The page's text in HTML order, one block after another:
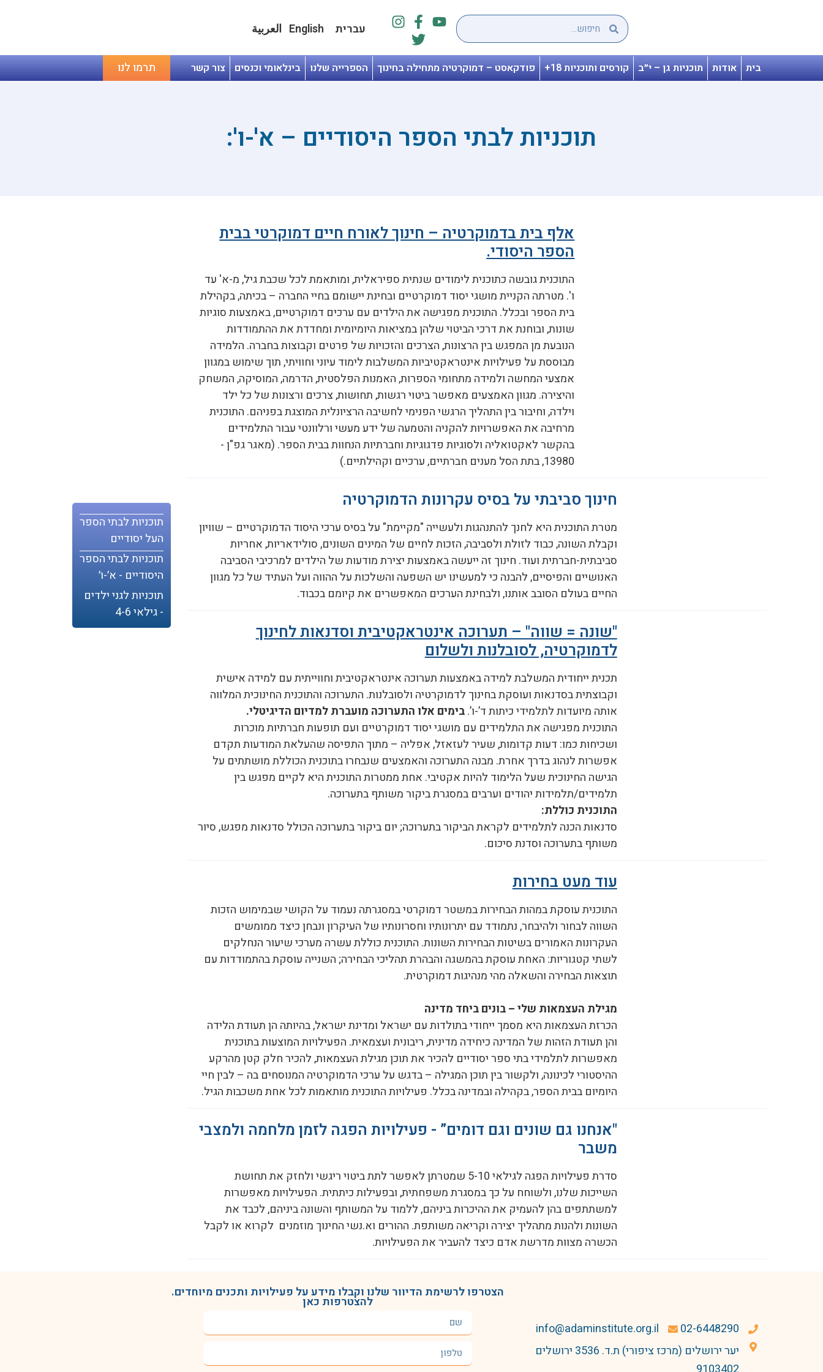
עברית English العربية
בית אודות תוכניות גן – י״ב קורסים ותוכניות 18+ פודקאסט – דמוקרטיה מתחילה בחינוך הספרייה שלנו בינלאומי וכנסים צור קשר תרמו לנו
תוכניות לבתי הספר היסודיים – א'-ו':
תוכניות לבתי הספר
העל יסודיים
תוכניות לבתי הספר
היסודיים - א׳-ו׳
תוכניות לגני ילדים
- גילאי 4-6
אלף בית בדמוקרטיה – חינוך לאורח חיים דמוקרטי בבית
הספר היסודי.
התוכנית גובשה כתוכנית לימודים שנתית ספיראלית, ומותאמת לכל שכבת גיל, מ-א' עד
ו'. מטרתה הקניית מושגי יסוד דמוקרטיים ובחינת יישומם בחיי החברה – בכיתה, בקהילת
בית הספר ובכלל. התוכנית מפגישה את הילדים עם ערכים דמוקרטיים, באמצעות סוגיות
שונות, ובוחנת את דרכי הביטוי שלהן במציאות היומיומית ומחדדת את ההתמודדות
הנובעת מן המפגש בין הרצונות, הצרכים והזכויות של פרטים וקבוצות בחברה. הלמידה
מבוססת על פעילויות אינטראקטיביות המשלבות לימוד עיוני וחוויתי, תוך שימוש במגוון
אמצעי המחשה ולמידה מתחומי הספרות, האמנות הפלסטית, הדרמה, המוסיקה, המשחק
והיצירה. מגוון האמצעים מאפשר ביטוי רגשות, תחושות, צרכים ורצונות של כל ילד
וילדה, וחיבור בין התהליך הרגשי הפנימי לחשיבה הרציונלית המוצגת בפניהם. התוכנית
מרחיבה את האפשרויות להקניה והטמעה של ידע מעשי ורלוונטי עבור התלמידים
בהקשר לאקטואליה ולסוגיות פדגוגיות וחברתיות הנחוות בבית הספר. (מאגר גפ"ן -
13980, בתת הסל מענים חברתיים, ערכיים וקהילתיים.)
חינוך סביבתי על בסיס עקרונות הדמוקרטיה
מטרת התוכנית היא לחנך להתנהגות ולעשייה "מקיימת" על בסיס ערכי היסוד הדמוקרטיים – שוויון
וקבלת השונה, כבוד לזולת ולסביבה, הזכות לחיים של המינים השונים, סולידאריות, אחריות
סביבתית-חברתית ועוד. חינוך זה ייעשה באמצעות יצירת מודעות של הילדים למרכיבי הסביבה
האנושיים והפיסיים, להבנה כי למעשינו יש השפעה והשלכות על ההווה ועל העתיד של כל מגוון
החיים בעולם הסובב אותנו, ולבחינת הערכים המאפשרים את קיומם בכבוד.
"שונה = שווה" – תערוכה אינטראקטיבית וסדנאות לחינוך
לדמוקרטיה, לסובלנות ולשלום
תכנית ייחודית המשלבת למידה באמצעות תערוכה אינטראקטיבית וחווייתית עם למידה אישית
וקבוצתית בסדנאות ועוסקת בחינוך לדמוקרטיה ולסובלנות. התערוכה והתוכנית החינוכית המלווה
אותה מיועדות לתלמידי כיתות ד’-ו’.בימים אלו התערוכה מועברת למדיום הדיגיטלי.
התוכנית מפגישה את התלמידים עם מושגי יסוד דמוקרטיים ועם תופעות חברתיות מוכרות
ושכיחות כמו: דעות קדומות, שעיר לעזאזל, אפליה – מתוך התפיסה שהעלאת המודעות תקדם
אפשרות לנהוג בדרך אחרת. מבנה התערוכה והאמצעים שנבחרו בתוכנית הכוללת מושתתים על
הגישה החינוכית שעל הלימוד להיות אקטיבי. אחת ממטרות התוכנית היא לקיים מפגש בין
תלמידים/תלמידות יהודים וערבים במסגרת ביקור משותף בתערוכה.
התוכנית כוללת:
סדנאות הכנה לתלמידים לקראת הביקור בתערוכה; יום ביקור בתערוכה הכולל סדנאות מפגש, סיור
משותף בתערוכה וסדנת סיכום.
עוד מעט בחירות
התוכנית עוסקת במהות הבחירות במשטר דמוקרטי במסגרתה נעמוד על הקושי שבמימוש הזכות
השווה לבחור ולהיבחר, נתמודד עם יתרונותיו וחסרונותיו של העיקרון ונבחן כיצד ממומשים
העקרונות האמורים בשיטות הבחירות השונות. התוכנית כוללת עשרה מערכי שיעור הנחלקים
לשתי קטגוריות: האחת עוסקת בהמשגה והבהרת תהליכי הבחירה; השנייה עוסקת בהתמודדות עם
תוצאות הבחירה והשאלה מהי מנהיגות דמוקרטית.
מגילת העצמאות שלי – בונים ביחד מדינה
הכרזת העצמאות היא מסמך ייחודי בתולדות עם ישראל ומדינת ישראל, בהיותה הן תעודת הלידה
והן תעודת הזהות של המדינה כיחידה מדינית, ריבונית ועצמאית. הפעילויות המוצעות בתוכנית
מאפשרות לתלמידי בתי ספר יסודיים להכיר את תוכן מגילת העצמאות, להכיר חלק קטן מהרקע
ההיסטורי לכינונה, ולקשור בין תוכן המגילה – בדגש על ערכי הדמוקרטיה המנוסחים בה – לבין חיי
היומיום בבית הספר, בקהילה ובמדינה בכלל. פעילויות התוכנית מותאמות לכל אחת משכבות הגיל.
"אנחנו גם שונים וגם דומים” - פעילויות הפגה לזמן מלחמה ולמצבי
משבר
סדרת פעילויות הפגה לגילאי 5-10 שמטרתן לאפשר לתת ביטוי ריגשי ולחזק את תחושת
השייכות שלנו, ולשוחח על כך במסגרת משפחתית, ובפעילות כיתתית. הפעילויות מאפשרות
למשתתפים בהן להעמיק את ההיכרות ביניהם, ללמוד על המשותף והשונה ביניהם, לכבד את
השונות ולהנות מתהליך יצירה וקריאה משותפת. ההורים וא.נשי החינוך מוזמנים לקרוא או לקבל
הכשרה מצוות מדרשת אדם כיצד להעביר את הפעילויות.
02-6448290
info@adaminstitute.org.il
יער ירושלים (מרכז ציפורי) ת.ד. 3536 ירושלים
הצטרפו לרשימת הדיוור שלנו וקבלו מידע על פעילויות ותכנים מיוחדים.
להצטרפות כאן